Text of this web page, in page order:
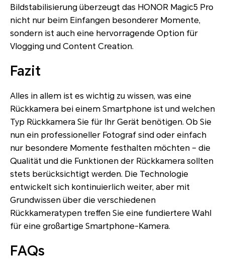
Bildstabilisierung überzeugt das HONOR Magic5 Pro
nicht nur beim Einfangen besonderer Momente,
sondern ist auch eine hervorragende Option für
Vlogging und Content Creation.
Fazit
Alles in allem ist es wichtig zu wissen, was eine
Rückkamera bei einem Smartphone ist und welchen
Typ Rückkamera Sie für Ihr Gerät benötigen. Ob Sie
nun ein professioneller Fotograf sind oder einfach
nur besondere Momente festhalten möchten – die
Qualität und die Funktionen der Rückkamera sollten
stets berücksichtigt werden. Die Technologie
entwickelt sich kontinuierlich weiter, aber mit
Grundwissen über die verschiedenen
Rückkameratypen treffen Sie eine fundiertere Wahl
für eine großartige Smartphone-Kamera.
FAQs